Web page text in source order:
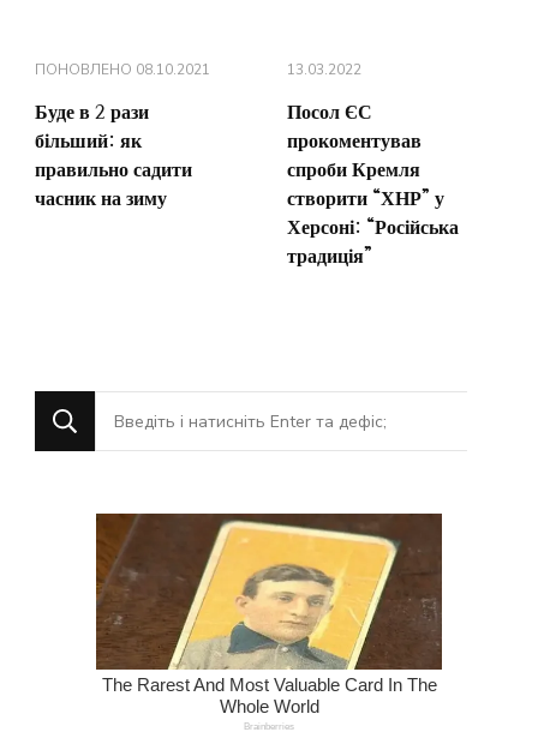
ПОНОВЛЕНО 08.10.2021
Буде в 2 рази
більший: як
правильно садити
часник на зиму
13.03.2022
Посол ЄС
прокоментував
спроби Кремля
створити “ХНР” у
Херсоні: “Російська
традиція”
Шукаєте
щось?